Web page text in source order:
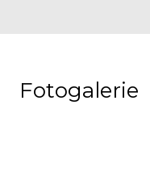
Fotogalerie